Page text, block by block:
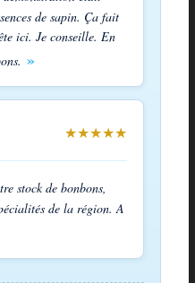
de sapin. Ça fait
ici. Je conseille. En
★★★★★
stock de bonbons,
de la région. A